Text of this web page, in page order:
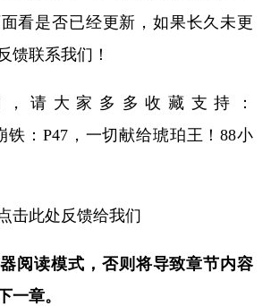
看是否已经更新，如果长久未更
馈联系我们！
请大家多多收藏支持：
铁：P47，一切献给琥珀王！88小
击此处反馈给我们
阅读模式，否则将导致章节内容
一章。